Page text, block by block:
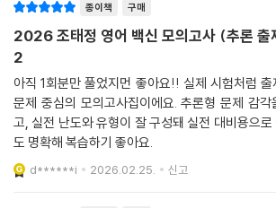
종이책 구매
2026 조태정 영어 백신 모의고사 (추론
2
아직 1회분만 풀었지먼 좋아요!! 실제 시험처럼
문제 중심의 모의고사집이에요. 추론형 문제 감각
고, 실전 난도와 유형이 잘 구성돼 실전 대비용으
도 명확해 복습하기 좋아요.
d******i 2026.02.25. 신고